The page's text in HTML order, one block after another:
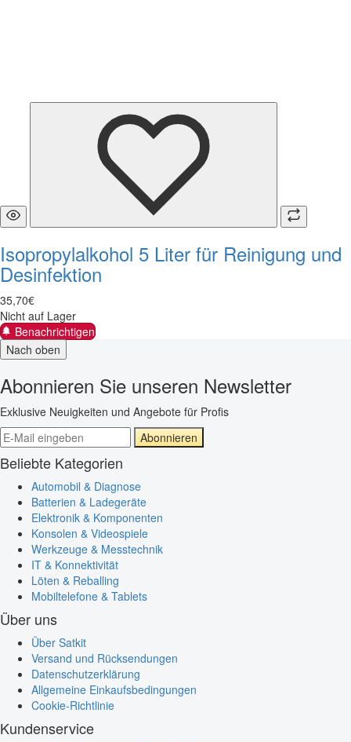
Isopropylalkohol 5 Liter für Reinigung und
Desinfektion
35,70€
Nicht auf Lager
Benachrichtigen
Nach oben
Abonnieren Sie unseren Newsletter
Exklusive Neuigkeiten und Angebote für Profis
Abonnieren
Beliebte Kategorien
Automobil & Diagnose
Batterien & Ladegeräte
Elektronik & Komponenten
Konsolen & Videospiele
Werkzeuge & Messtechnik
IT & Konnektivität
Löten & Reballing
Mobiltelefone & Tablets
Über uns
Über Satkit
Versand und Rücksendungen
Datenschutzerklärung
Allgemeine Einkaufsbedingungen
Cookie-Richtlinie
Kundenservice